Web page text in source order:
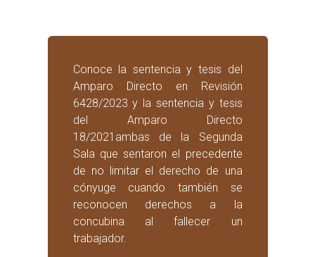
Conoce la sentenciay tesis del
Amparo Directo en Revisión
6428/2023 y la sentenciay tesis
del Amparo Directo
18/2021ambas de la Segunda
Sala que sentaron el precedente
de no limitar el derecho de una
cónyuge cuando también se
reconocen derechos a la
concubina al fallecer un
trabajador.